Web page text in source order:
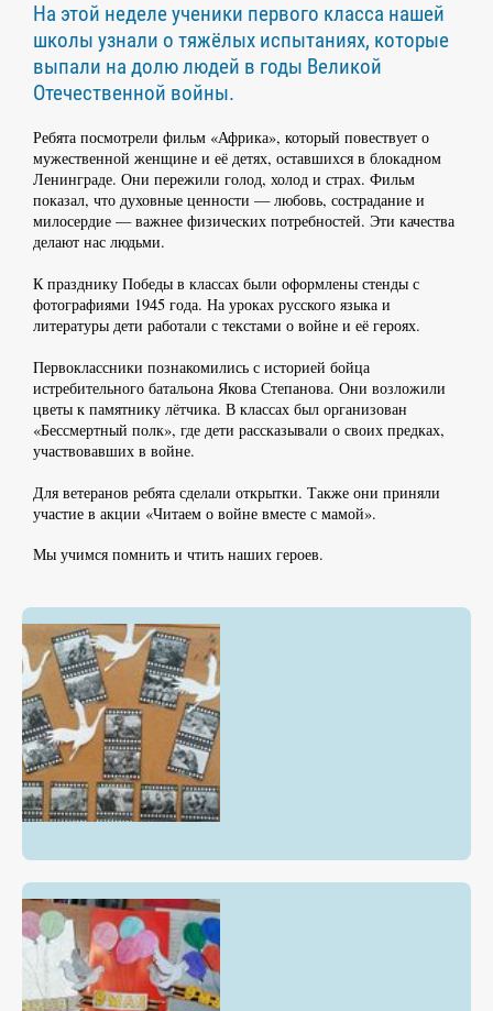
На этой неделе ученики первого класса нашей
школы узнали о тяжёлых испытаниях, которые
выпали на долю людей в годы Великой
Отечественной войны.
Ребята посмотрели фильм «Африка», который повествует о
мужественной женщине и её детях, оставшихся в блокадном
Ленинграде. Они пережили голод, холод и страх. Фильм
показал, что духовные ценности — любовь, сострадание и
милосердие — важнее физических потребностей. Эти качества
делают нас людьми.
К празднику Победы в классах были оформлены стенды с
фотографиями 1945 года. На уроках русского языка и
литературы дети работали с текстами о войне и её героях.
Первоклассники познакомились с историей бойца
истребительного батальона Якова Степанова. Они возложили
цветы к памятнику лётчика. В классах был организован
«Бессмертный полк», где дети рассказывали о своих предках,
участвовавших в войне.
Для ветеранов ребята сделали открытки. Также они приняли
участие в акции «Читаем о войне вместе с мамой».
Мы учимся помнить и чтить наших героев.